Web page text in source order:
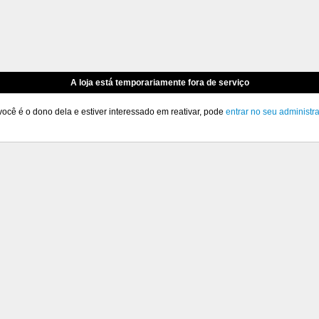
A loja está temporariamente fora de serviço
é o dono dela e estiver interessado em reativar, pode entrar no seu